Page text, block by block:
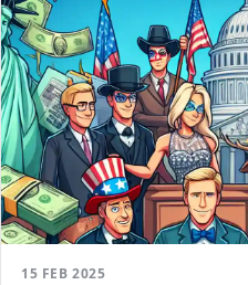
15 FEB 2025